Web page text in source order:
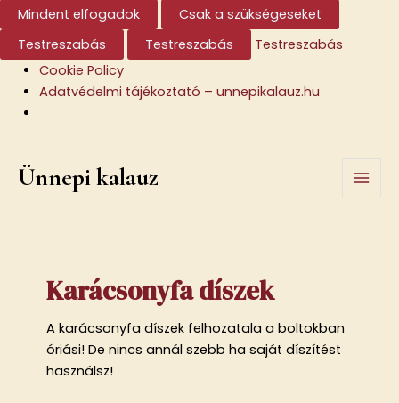
Mindent elfogadok
Csak a szükségeseket
Testreszabás
Testreszabás
Testreszabás
Cookie Policy
Adatvédelmi tájékoztató – unnepikalauz.hu
Ünnepi kalauz
Karácsonyfa díszek
A karácsonyfa díszek felhozatala a boltokban
óriási! De nincs annál szebb ha saját díszítést
használsz!